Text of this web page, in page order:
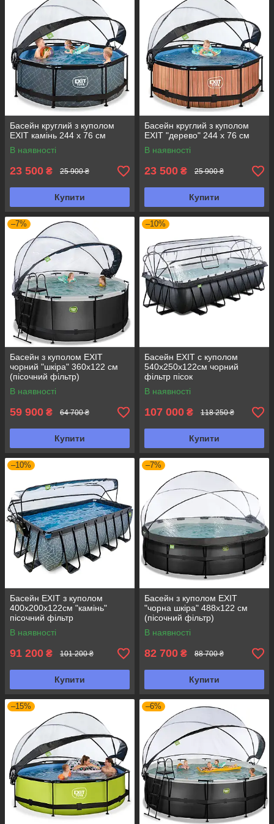
Басейн круглий з куполом
EXIT камінь 244 х 76 см
В наявності
23 500 ₴ 25 900 ₴
Купити
Басейн круглий з куполом
EXIT "дерево" 244 х 76 см
В наявності
23 500 ₴ 25 900 ₴
Купити
–7%
Басейн з куполом EXIT
чорний "шкіра" 360х122 см
(пісочний фільтр)
В наявності
59 900 ₴ 64 700 ₴
Купити
–10%
Басейн EXIT с куполом
540х250х122см чорний
фільтр пісок
В наявності
107 000 ₴ 118 250 ₴
Купити
–10%
Басейн EXIT з куполом
400х200х122см "камінь"
пісочний фільтр
В наявності
91 200 ₴ 101 200 ₴
Купити
–7%
Басейн з куполом EXIT
"чорна шкіра" 488х122 см
(пісочний фільтр)
В наявності
82 700 ₴ 88 700 ₴
Купити
–15% –6%